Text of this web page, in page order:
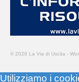
© 2026 La Via di Uscita -
Utilizziamo i